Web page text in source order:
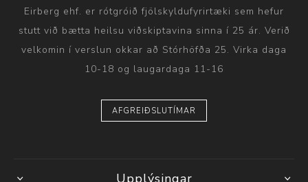
Eirberg ehf. er rótgróið fjölskyldufyrirtæki sem hefur
stutt við bætta heilsu viðskiptavina sinna í 25 ár. Verið
velkomin í verslun okkar að Stórhöfða 25. Virka daga
10-18 og laugardaga 11-16
AFGREIÐSLUTÍMAR
Upplýsingar